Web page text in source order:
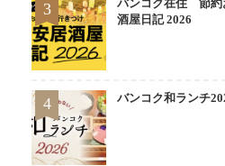
3
バンコク在住 節
酒屋日記 2026
4 バンコク和ランチ